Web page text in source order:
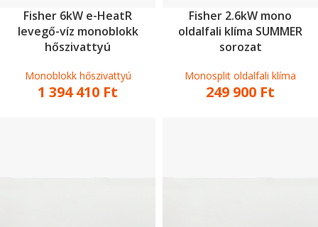
Fisher 6kW e-HeatR
levegő-víz monoblokk
hőszivattyú
Monoblokk hőszivattyú
1 394 410 Ft
Fisher 2.6kW mono
oldalfali klíma SUMMER
sorozat
Monosplit oldalfali klíma
249 900 Ft